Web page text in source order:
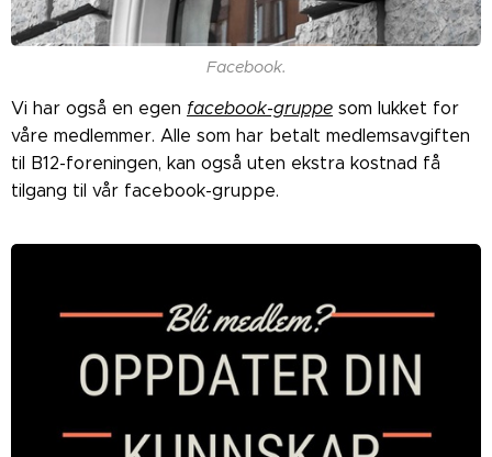
Facebook.
Vi har også en egen facebook-gruppe som lukket for
våre medlemmer. Alle som har betalt medlemsavgiften
til B12-foreningen, kan også uten ekstra kostnad få
tilgang til vår facebook-gruppe.